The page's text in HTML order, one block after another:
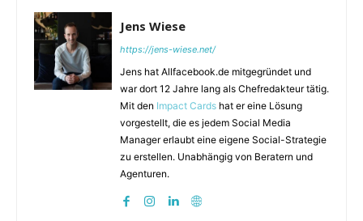
Jens Wiese
https://jens-wiese.net/
Jens hat Allfacebook.de mitgegründet und
war dort 12 Jahre lang als Chefredakteur tätig.
Mit den Impact Cards hat er eine Lösung
vorgestellt, die es jedem Social Media
Manager erlaubt eine eigene Social-Strategie
zu erstellen. Unabhängig von Beratern und
Agenturen.